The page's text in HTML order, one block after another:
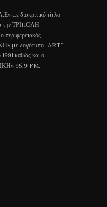
διακριτικό τίτλο
την ΤΡΙΠΟΛΗ
περιφερειακός
με λογότυπο “ART”
1991 καθώς και ο
95,9 FM.